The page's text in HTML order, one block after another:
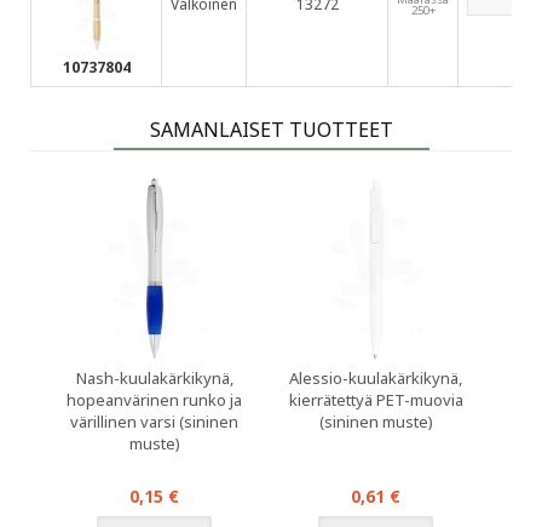
10737804
Valkoinen
13272 250+
SAMANLAISET TUOTTEET
Nash-kuulakärkikynä,
hopeanvärinen runko ja
värillinen varsi (sininen
muste)
0,15 €
Alessio-kuulakärkikynä,
kierrätettyä PET-muovia
(sininen muste)
0,61 €